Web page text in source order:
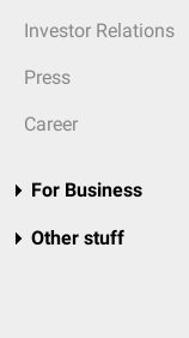
Investor Relations
Press
Career
For Business
Other stuff